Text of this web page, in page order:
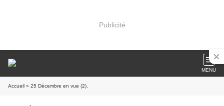
Publicité
MENU
Accueil » 25 Décembre en vue (2).